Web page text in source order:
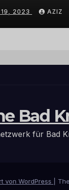
am
19, 2023 AZIZ
Bad
für Bad
von WordPress